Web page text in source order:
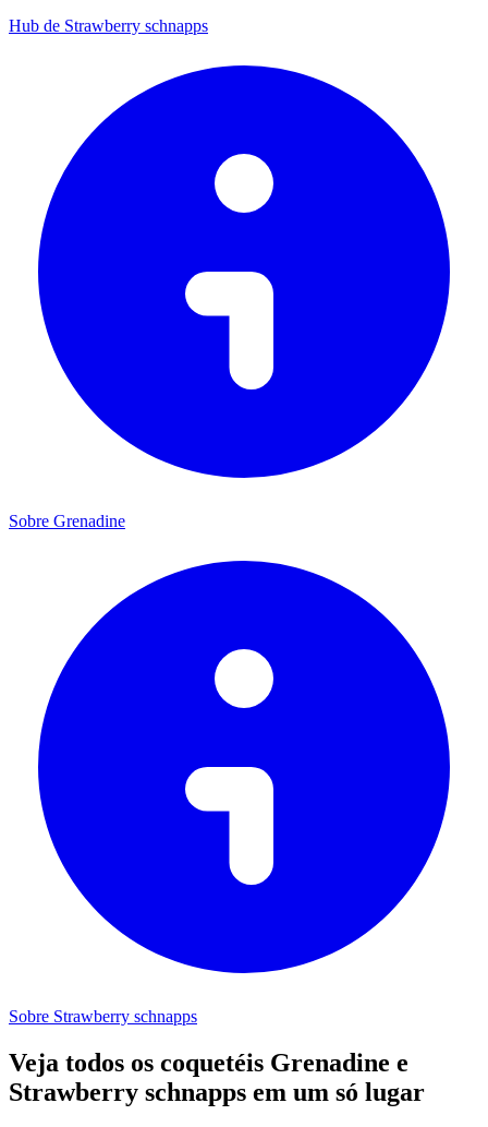
Hub de Strawberry schnapps
Sobre Grenadine
Sobre Strawberry schnapps
Veja todos os coquetéis Grenadine e
Strawberry schnapps em um só lugar